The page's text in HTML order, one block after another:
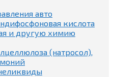
авто
кислота
и другую химию
(натросол),